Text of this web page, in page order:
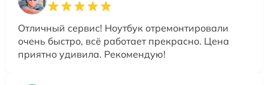
Отличный сервис! Ноутбук отремонтировали
очень быстро, всё работает прекрасно. Цена
приятно удивила. Рекомендую!